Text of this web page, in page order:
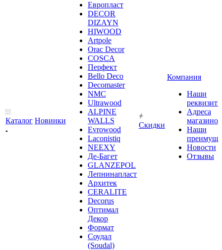
Каталог Новинки
Европласт
DECOR
DIZAYN
HIWOOD
Artpole
Orac Decor
COSCA
Перфект
Bello Deco
Decomaster
NMС
Ultrawood
ALPINE
WALLS
Evrowood
Laconistiq
NEEXY
Де-Багет
GLANZEPOL
Лепнинапласт
Архитек
CERALITE
Decorus
Оптимал
Декор
Формат
Соудал
(Soudal)
Скидки
Компания
Наши
Адреса
магазинов
Наши
Новости
Отзывы